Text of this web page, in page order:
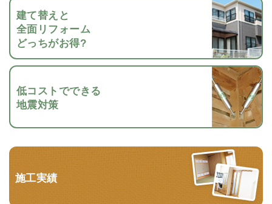
建て替えと
全面リフォーム
どっちがお得?
低コストでできる
地震対策
施工実績